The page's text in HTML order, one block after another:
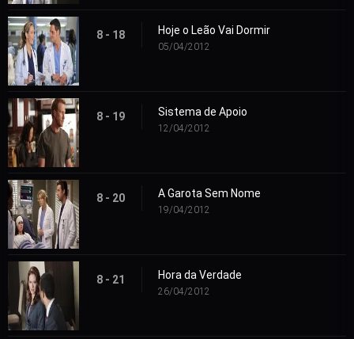
8 - 18 Hoje o Leão Vai Dormir
05/04/2012
8 - 19 Sistema de Apoio
12/04/2012
8 - 20 A Garota Sem Nome
19/04/2012
8 - 21 Hora da Verdade
26/04/2012